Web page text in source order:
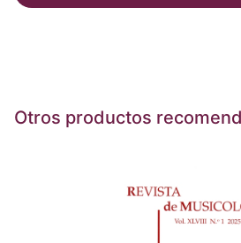
Otros productos